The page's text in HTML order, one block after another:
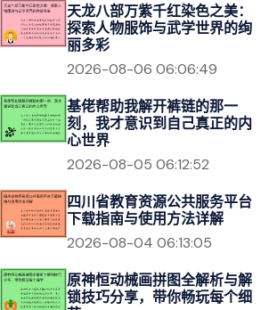
天龙八部万紫千红染色之美：
探索人物服饰与武学世界的绚
丽多彩
2026-08-06 06:06:49
基佬帮助我解开裤链的那一
刻，我才意识到自己真正的内
心世界
2026-08-05 06:12:52
四川省教育资源公共服务平台
下载指南与使用方法详解
2026-08-04 06:13:05
原神恒动械画拼图全解析与解
锁技巧分享，带你畅玩每个细